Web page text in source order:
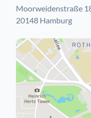
Moorweidenstraße
20148 Hamburg